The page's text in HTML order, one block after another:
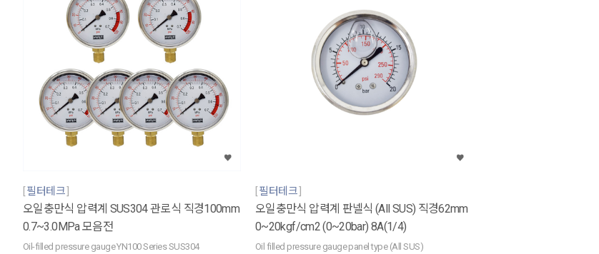
필터테크
오일충만식 압력계 SUS304 관로식 직경100mm
0.7~3.0MPa 모음전
Oil-filled pressure gauge YN100 Series SUS304
필터테크
오일충만식 압력계 판넬식 (All SUS) 직경62mm
0~20kgf/cm2 (0~20bar) 8A(1/4)
Oil filled pressure gauge panel type (All SUS)